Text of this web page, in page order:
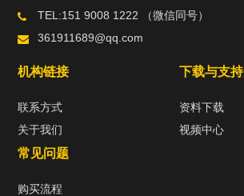
TEL:151 9008 1222 （微信同号）
361911689@qq.com
机构链接
联系方式
关于我们
下载与支持
资料下载
视频中心
常见问题
购买流程